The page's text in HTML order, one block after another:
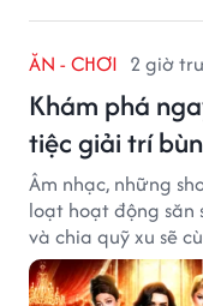
ĂN - CHƠI 2 giờ
Khám phá
tiệc giải trí
Âm nhạc, những
loạt hoạt động săn
và chia quỹ xu sẽ
trí cuối tuần trên
7/8 và 8/8.